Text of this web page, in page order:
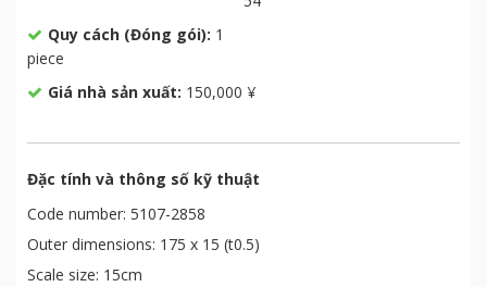
Quy cách (Đóng gói): 1
piece
Giá nhà sản xuất: 150,000 ¥
Đặc tính và thông số kỹ thuật
Code number: 5107-2858
Outer dimensions: 175 x 15 (t0.5)
Scale size: 15cm